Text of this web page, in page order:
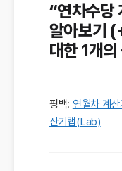
“연차수당
알아보기
대한 1개의
핑백: 연월차 계
산기랩(Lab)